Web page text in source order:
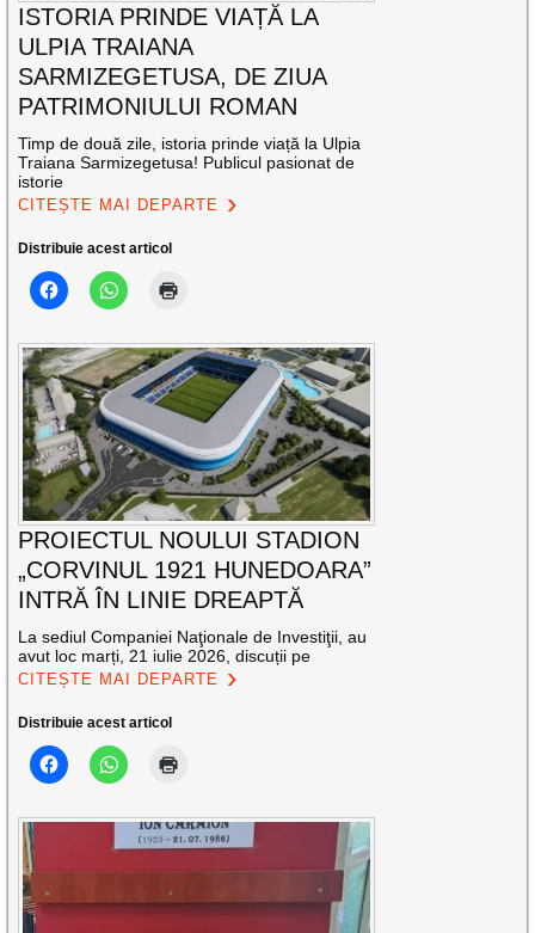
ISTORIA PRINDE VIAȚĂ LA
ULPIA TRAIANA
SARMIZEGETUSA, DE ZIUA
PATRIMONIULUI ROMAN
Timp de două zile, istoria prinde viață la Ulpia
Traiana Sarmizegetusa! Publicul pasionat de
istorie
CITEȘTE MAI DEPARTE
Distribuie acest articol
PROIECTUL NOULUI STADION
„CORVINUL 1921 HUNEDOARA”
INTRĂ ÎN LINIE DREAPTĂ
La sediul Companiei Naţionale de Investiţii, au
avut loc marți, 21 iulie 2026, discuții pe
CITEȘTE MAI DEPARTE
Distribuie acest articol